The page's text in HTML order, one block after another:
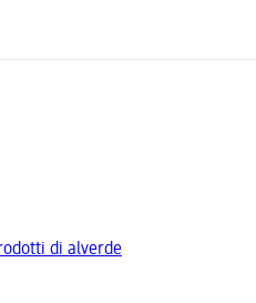
di alverde